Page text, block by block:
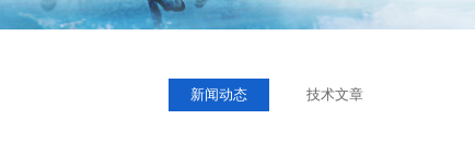
新闻动态 技术文章